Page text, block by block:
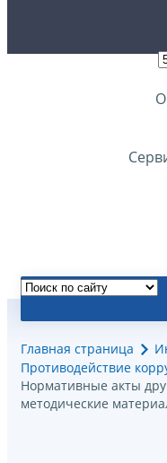
Главная страница
Противодействие
Нормативные акты
методические